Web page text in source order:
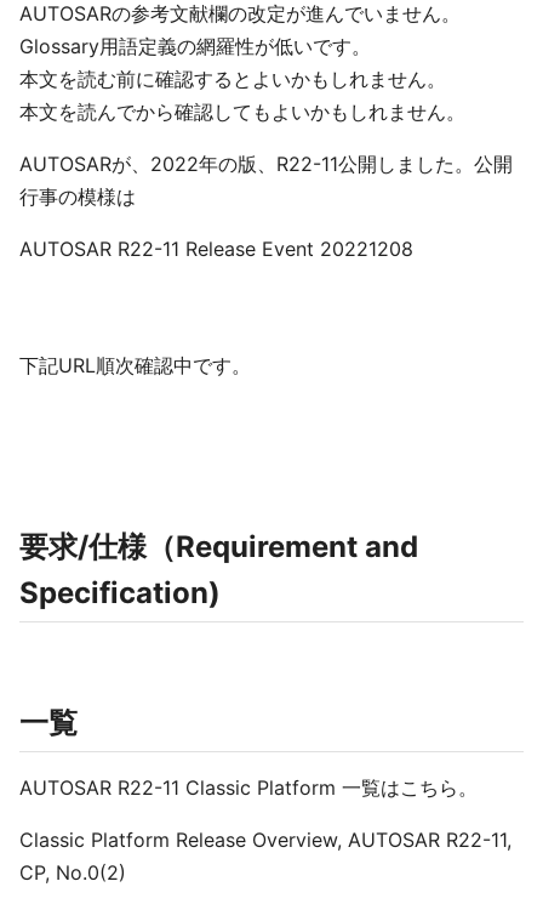
AUTOSARの参考文献欄の改定が進んでいません。
Glossary用語定義の網羅性が低いです。
本文を読む前に確認するとよいかもしれません。
本文を読んでから確認してもよいかもしれません。
AUTOSARが、2022年の版、R22-11公開しました。公開
行事の模様は
AUTOSAR R22-11 Release Event 20221208
下記URL順次確認中です。
要求/仕様（Requirement and
Specification)
一覧
AUTOSAR R22-11 Classic Platform 一覧はこちら。
Classic Platform Release Overview, AUTOSAR R22-11,
CP, No.0(2)